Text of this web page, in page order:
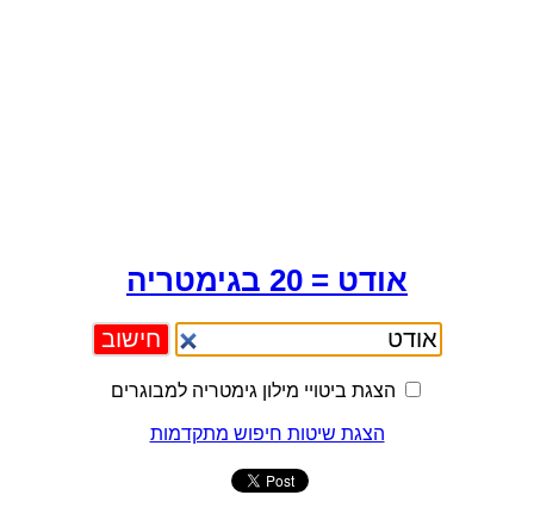
אודט = 20 בגימטריה
הצגת ביטויי מילון גימטריה למבוגרים
הצגת שיטות חיפוש מתקדמות